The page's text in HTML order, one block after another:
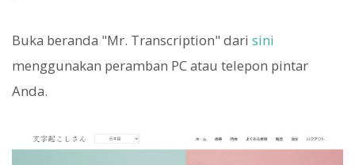
Buka beranda "Mr. Transcription" dari sini
menggunakan peramban PC atau telepon pintar
Anda.